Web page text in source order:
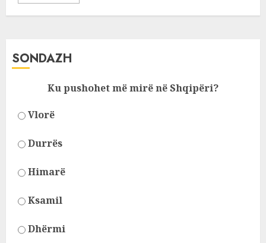
SONDAZH
Ku pushohet më mirë në Shqipëri?
Vlorë
Durrës
Himarë
Ksamil
Dhërmi